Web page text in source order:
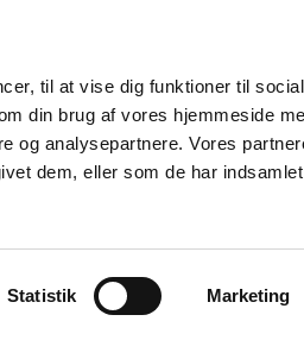
til at vise dig funktioner til
din brug af vores hjemmeside
og analysepartnere. Vores
dem, eller som de har
Statistik Marketing